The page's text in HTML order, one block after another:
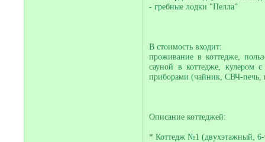
- гребные лодки "Пелла"
В стоимость входит:
проживание в коттедже,
сауной в коттедже, кулером
приборами (чайник, СВЧ-печь,
Описание коттеджей:
* Коттедж №1 (двухэтажный,